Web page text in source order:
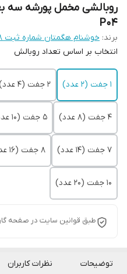
روبالشی مخمل پورشه سه
P04
برند: خوشنام هگمتان شماره ثبت ۴۲۹۶۰۸
انتخاب بر اساس تعداد روبالش
1 جفت (2 عدد) 2 جفت (4 عدد)
4 جفت (8 عدد) 5 جفت (10 عدد)
7 جفت (14 عدد) 8 جفت (16 عدد)
10 جفت (20 عدد)
طبق قوانین سایت در صفحه
توضیحات نظرات کاربران